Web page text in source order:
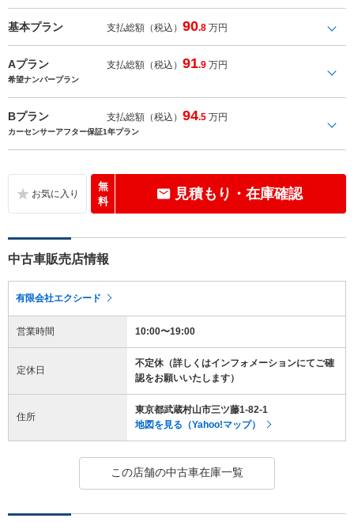
基本プラン 支払総額（税込）90.8 万円
Aプラン 支払総額（税込）91.9 万円
希望ナンバープラン
Bプラン 支払総額（税込）94.5 万円
カーセンサーアフター保証1年プラン
無
料
見積もり・在庫確認
中古車販売店情報
有限会社エクシード
営業時間 10:00〜19:00
定休日
不定休（詳しくはインフォメーションにてご確
認をお願いいたします）
住所
東京都武蔵村山市三ツ藤1-82-1
地図を見る（Yahoo!マップ）
この店舗の中古車在庫一覧